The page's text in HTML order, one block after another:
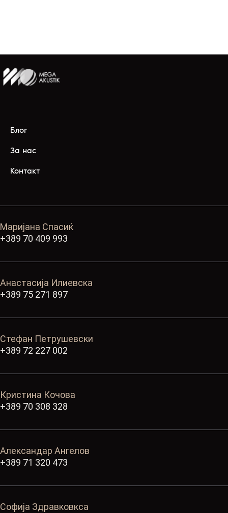
Блог
За нас
Контакт
Маријана Спасиќ
+389 70 409 993
Анастасија Илиевска
+389 75 271 897
Стефан Петрушевски
+389 72 227 002
Кристина Кочова
+389 70 308 328
Александар Ангелов
+389 71 320 473
Софија Здравковкса